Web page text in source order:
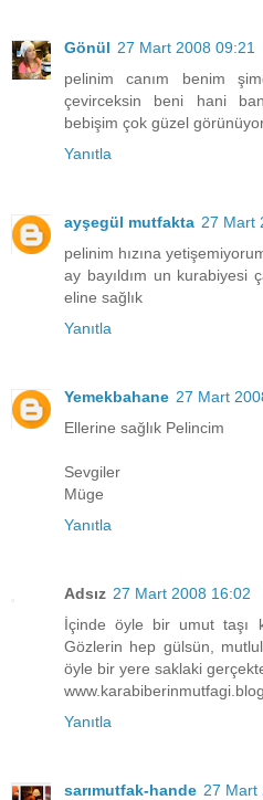
Gönül 27 Mart 2008 09:21
pelinim canım benim
çevirceksin beni hani
bebişim çok güzel
Yanıtla
ayşegül mutfakta 27 Mart
pelinim hızına
ay bayıldım un kurabiyesi
eline sağlık
Yanıtla
Yemekbahane 27 Mart
Ellerine sağlık Pelincim
Sevgiler
Müge
Yanıtla
Adsız 27 Mart 2008 16:02
İçinde öyle bir umut taşı
Gözlerin hep gülsün,
öyle bir yere saklaki
Yanıtla
sarımutfak-hande 27 Mart